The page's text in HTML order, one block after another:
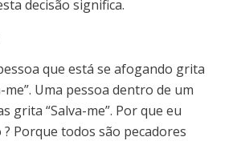
decisão significa.
que está se afogando grita
me”. Uma pessoa dentro de um
grita “Salva-me”. Por que eu
Porque todos são pecadores